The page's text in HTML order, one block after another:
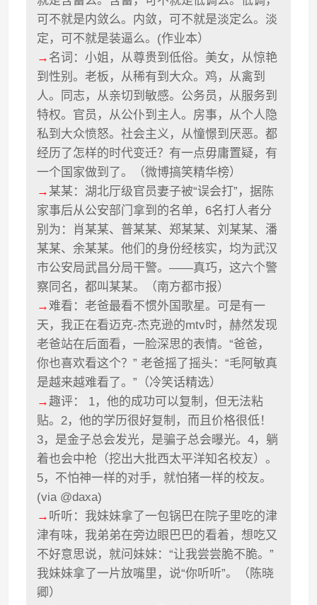
可不就是内敛么。内敛，可不就是淡定么。淡
定，可不就是装逼么。(作业本）
→ 名词：小姐，从尊贵到低俗。美女，从惊艳
到性别。老板，从稀有到大众。鸡，从禽到
人。同志，从亲切到敏感。公务员，从服务到
特权。官员，从公仆到主人。房事，从个人隐
私到大众愤怒。社会主义，从憧憬到厌恶。都
经历了怎样的时代变迁？有一点毋庸置疑，有
一个国家做到了。（微博搞笑精华榜）
→ 某某：湖北厅级官员妻子被“误会打”，据陈
家事后从公安部门拿到的名单，6名打人者分
别为：肖某某、普某某、郑某某、刘某某、潘
某某、余某某。他们的身份经核实，均为武汉
市公安局武昌分局干警。——真巧，这六个警
察同名，都叫某某。（南方都市报）
→难看：老爸最看不惯外国歌星。可是有一
天，我正在看迈克-杰克逊的mtv时，赫然发现
老爸站在后面看，一脸深思的表情。“爸爸，
你也喜欢看这个？” 老爸摇了摇头：“毛阿敏真
是越来越难看了。”（冷笑话精选）
→ 趣评： 1，他的成功可以复制，但无法粘
贴。2，他的学历很好复制，而且价格很低！
3，是金子总会发光，是骗子总会曝光。4，躺
着也会中枪（挖出大批西太平洋知名校友）。
5，不怕神一样的对手，就怕猪一样的校友。
(via @daxa)
→ 听听：我妹妹拿了一包锅巴在院子里吃的津
津有味，我弟弟在旁边眼巴巴的看着，想吃又
不好意思说，就问妹妹：“让我尝尝脆不脆。”
我妹妹拿了一片放嘴里，说“你听听”。（陈晓
卿）